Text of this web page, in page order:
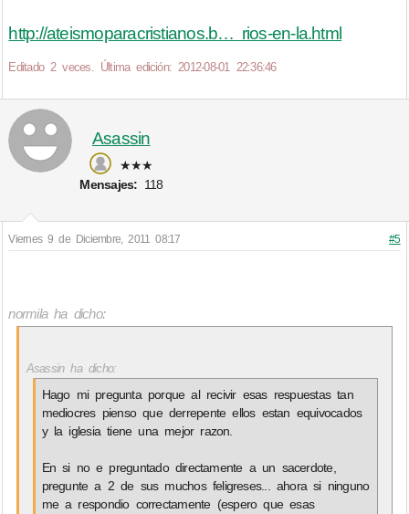
http://ateismoparacristianos.b… rios-en-la.html
Editado 2 veces. Última edición: 2012-08-01 22:36:46
Asassin
★★★
Mensajes: 118
Viernes 9 de Diciembre, 2011 08:17 #5
normila ha dicho:
Asassin ha dicho:
Hago mi pregunta porque al recivir esas respuestas tan
mediocres pienso que derrepente ellos estan equivocados
y la iglesia tiene una mejor razon.
En si no e preguntado directamente a un sacerdote,
pregunte a 2 de sus muchos feligreses... ahora si ninguno
me a respondio correctamente (espero que esas